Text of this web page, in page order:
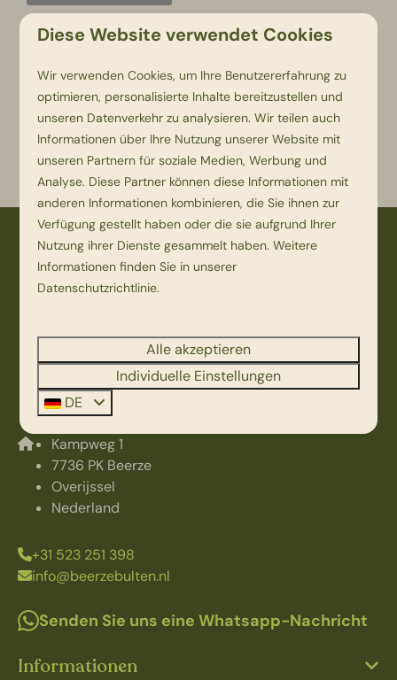
Terug
Bezahlen Sie sicher
Kampweg 1
7736 PK Beerze
Overijssel
Nederland
+31 523 251 398
info@beerzebulten.nl
Senden Sie uns eine Whatsapp-Nachricht
Informationen
Diese Website verwendet Cookies
Wir verwenden Cookies, um Ihre Benutzererfahrung zu
optimieren, personalisierte Inhalte bereitzustellen und
unseren Datenverkehr zu analysieren. Wir teilen auch
Informationen über Ihre Nutzung unserer Website mit
unseren Partnern für soziale Medien, Werbung und
Analyse. Diese Partner können diese Informationen mit
anderen Informationen kombinieren, die Sie ihnen zur
Verfügung gestellt haben oder die sie aufgrund Ihrer
Nutzung ihrer Dienste gesammelt haben. Weitere
Informationen finden Sie in unserer
Datenschutzrichtlinie.
Alle akzeptieren
Individuelle Einstellungen
DE